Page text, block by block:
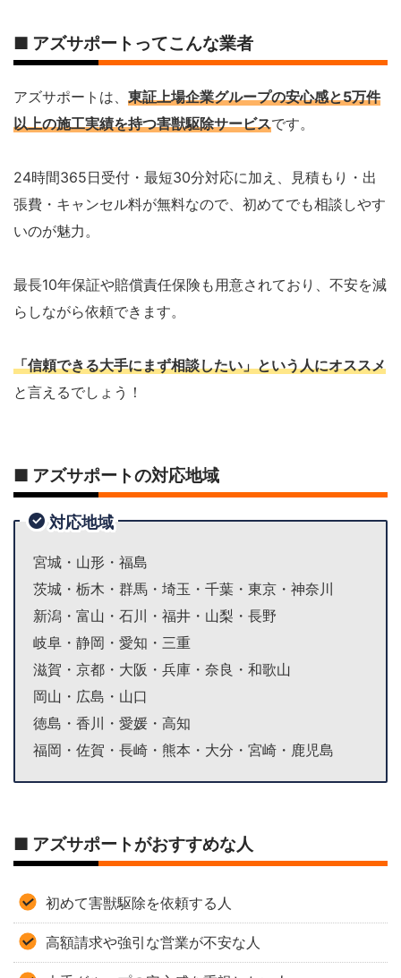
■ アズサポートってこんな業者
アズサポートは、 東証上場企業グループの安心感と5万件
以上の施工実績を持つ害獣駆除サービスです。
24時間365日受付・最短30分対応に加え、見積もり・出
張費・キャンセル料が無料なので、初めてでも相談しやす
いのが魅力。
最長10年保証や賠償責任保険も用意されており、不安を減
らしながら依頼できます。
「信頼できる大手にまず相談したい」という人にオススメ
と言えるでしょう！
■ アズサポートの対応地域
対応地域
宮城・山形・福島
茨城・栃木・群馬・埼玉・千葉・東京・神奈川
新潟・富山・石川・福井・山梨・長野
岐阜・静岡・愛知・三重
滋賀・京都・大阪・兵庫・奈良・和歌山
岡山・広島・山口
徳島・香川・愛媛・高知
福岡・佐賀・長崎・熊本・大分・宮崎・鹿児島
■ アズサポートがおすすめな人
初めて害獣駆除を依頼する人
高額請求や強引な営業が不安な人